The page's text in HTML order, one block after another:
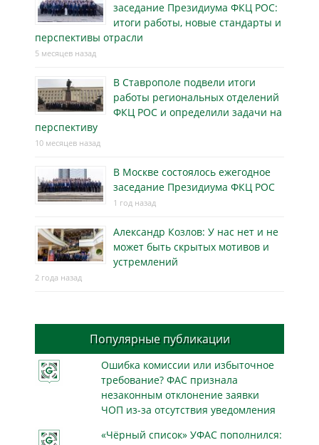
заседание Президиума ФКЦ РОС:
итоги работы, новые стандарты и
перспективы отрасли
5 месяцев назад
В Ставрополе подвели итоги
работы региональных отделений
ФКЦ РОС и определили задачи на
перспективу
10 месяцев назад
В Москве состоялось ежегодное
заседание Президиума ФКЦ РОС
1 год назад
Александр Козлов: У нас нет и не
может быть скрытых мотивов и
устремлений
2 года назад
Популярные публикации
Ошибка комиссии или избыточное
требование? ФАС признала
незаконным отклонение заявки
ЧОП из-за отсутствия уведомления
«Чёрный список» УФАС пополнился: